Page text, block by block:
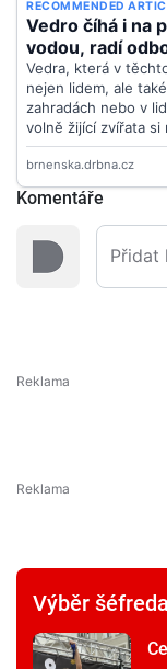
Komentáře
Výběr